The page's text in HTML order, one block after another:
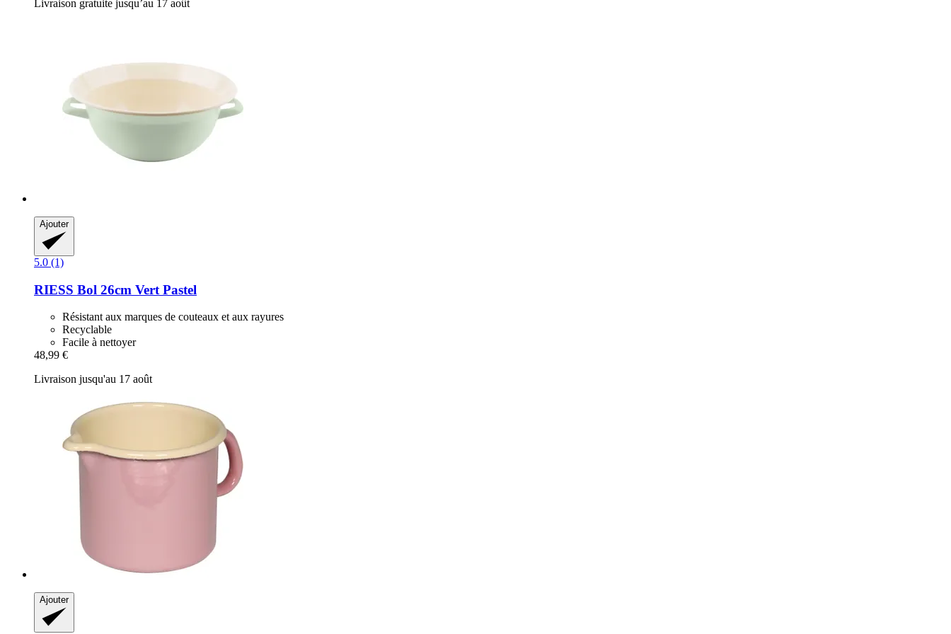
Livraison gratuite jusqu’au 17 août
Ajouter
5.0 (1)
RIESS Bol 26cm Vert Pastel
Résistant aux marques de couteaux et aux rayures
Recyclable
Facile à nettoyer
48,99 €
Livraison jusqu'au 17 août
Ajouter